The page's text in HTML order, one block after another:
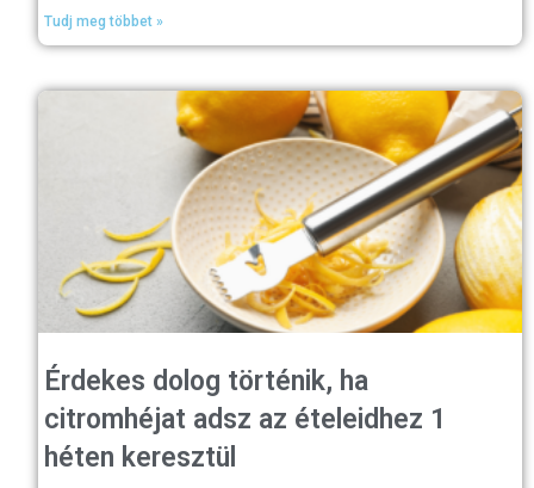
Tudj meg többet »
Érdekes dolog történik, ha
citromhéjat adsz az ételeidhez 1
héten keresztül